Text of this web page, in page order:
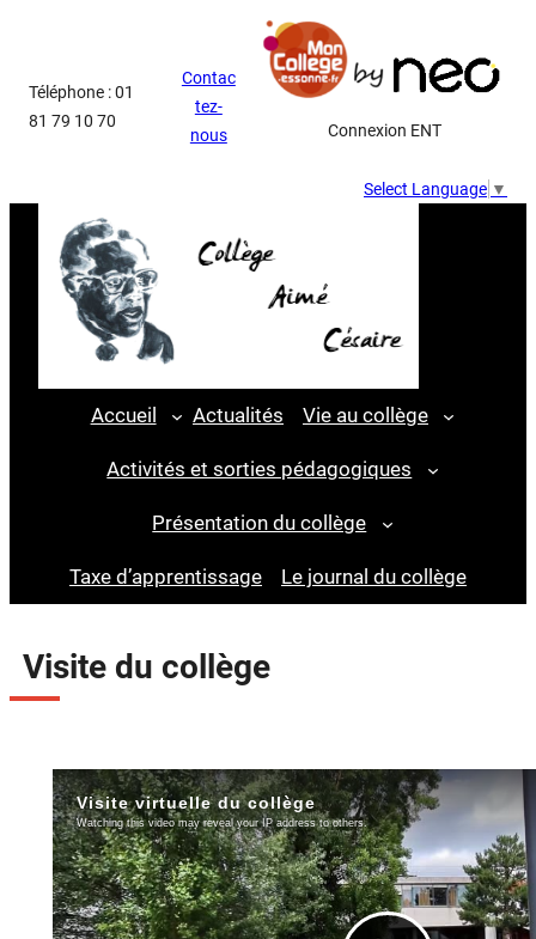
Téléphone : 01
81 79 10 70
Contac
tez-
nous
Connexion ENT
Select Language ▼
Accueil Actualités Vie au collège
Activités et sorties pédagogiques
Présentation du collège
Taxe d’apprentissage Le journal du collège
Visite du collège